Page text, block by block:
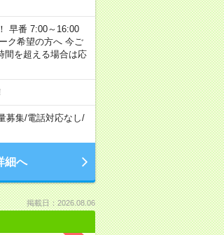
早番 7:00～16:00
ク希望の方へ 今ご
間を超える場合は応
募集/電話対応なし/
細へ
掲載日：2026.08.06